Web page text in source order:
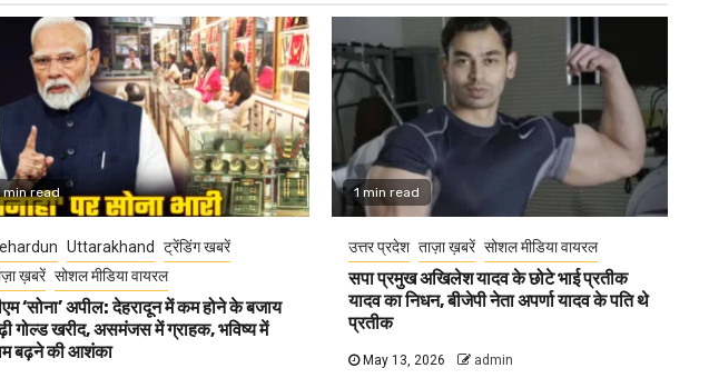
min read
Uttarakhand
ट्रेंडिंग खबरें
ख़बरें सोशल मीडिया वायरल
‘सोना’ अपील: देहरादून में कम होने के बजाय
गोल्ड खरीद, असमंजस में ग्राहक, भविष्य में
बढ़ने की आशंका
1 min read
उत्तर प्रदेश ताज़ा ख़बरें सोशल मीडिया वायरल
सपा प्रमुख अखिलेश यादव के छोटे भाई प्रतीक
यादव का निधन, बीजेपी नेता अपर्णा यादव के पति थे
प्रतीक
May 13, 2026 admin